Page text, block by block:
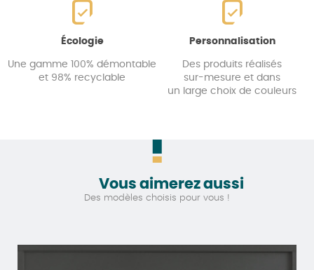
Écologie
Une gamme 100% démontable
et 98% recyclable
Personnalisation
Des produits réalisés
sur-mesure et dans
un large choix de couleurs
Vous aimerez aussi
Des modèles choisis pour vous !